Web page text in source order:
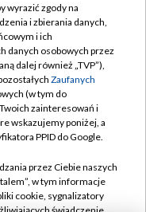
wyrazić zgody na
i zbierania danych,
i ich
danych osobowych przez
dalej również „TVP”),
Zaufanych
(w tym do
zainteresowań i
wskazujemy poniżej, a
PPID do Google.
przez Ciebie naszych
w tym informacje
cookie, sygnalizatory